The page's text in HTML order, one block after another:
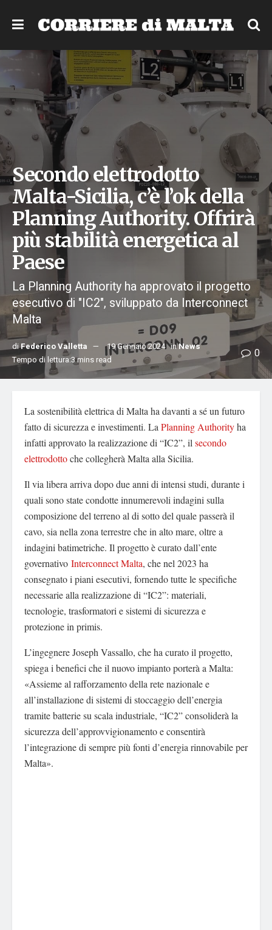
Secondo elettrodotto
Malta-Sicilia, c’è l’ok della
Planning Authority. Offrirà
più stabilità energetica al
Paese
La Planning Authority ha approvato il progetto
esecutivo di "IC2", sviluppato da Interconnect
Malta
diFederico Valletta 19 Gennaio 2024 inNews
Tempo di lettura:3 mins read
0
La sostenibilità elettrica di Malta ha davanti a sé un futuro
fatto di sicurezza e investimenti. La Planning Authorityha
infatti approvato la realizzazione di “IC2”, il secondo
elettrodottoche collegherà Malta alla Sicilia.
Il via libera arriva dopo due anni di intensi studi, durante i
quali sono state condotte innumerevoli indagini sulla
composizione del terreno al di sotto del quale passerà il
cavo, sia nella zona terrestre che in alto mare, oltre a
indagini batimetriche. Il progetto è curato dall’ente
governativo Interconnect Malta, che nel 2023 ha
consegnato i piani esecutivi, fornendo tutte le specifiche
necessarie alla realizzazione di “IC2”: materiali,
tecnologie, trasformatori e sistemi di sicurezza e
protezione in primis.
L’ingegnere Joseph Vassallo, che ha curato il progetto,
spiega i benefici che il nuovo impianto porterà a Malta:
«Assieme al rafforzamento della rete nazionale e
all’installazione di sistemi di stoccaggio dell’energia
tramite batterie su scala industriale, “IC2” consoliderà la
sicurezza dell’approvvigionamento e consentirà
l’integrazione di sempre più fonti d’energia rinnovabile per
Malta».